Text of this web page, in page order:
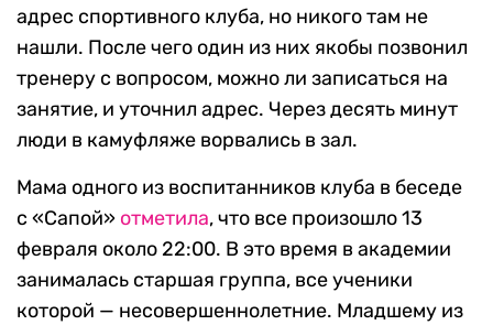
адрес спортивного клуба, но никого там не
нашли. После чего один из них якобы позвонил
тренеру с вопросом, можно ли записаться на
занятие, и уточнил адрес. Через десять минут
люди в камуфляже ворвались в зал.
Мама одного из воспитанников клуба в беседе
с «Сапой» отметила, что все произошло 13
февраля около 22:00. В это время в академии
занималась старшая группа, все ученики
которой — несовершеннолетние. Младшему из